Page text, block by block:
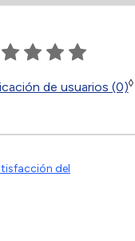
de usuarios (0)◊
del